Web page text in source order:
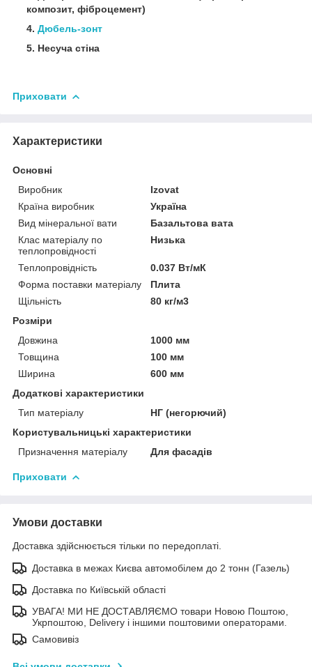
композит, фіброцемент)
4. Дюбель-зонт
5. Несуча стіна
Приховати
Характеристики
Основні
Виробник
Izovat
Країна виробник
Україна
Вид мінеральної вати
Базальтова вата
Клас матеріалу по
теплопровідності
Низька
Теплопровідність
0.037 Вт/мК
Форма поставки матеріалу
Плита
Щільність
80 кг/м3
Розміри
Довжина
1000 мм
Товщина
100 мм
Ширина
600 мм
Додаткові характеристики
Тип матеріалу
НГ (негорючий)
Користувальницькі характеристики
Призначення матеріалу
Для фасадів
Приховати
Умови доставки
Доставка здійснюється тільки по передоплаті.
Доставка в межах Києва автомобілем до 2 тонн (Газель)
Доставка по Київській області
УВАГА! МИ НЕ ДОСТАВЛЯЄМО товари Новою Поштою,
Укрпоштою, Delivery і іншими поштовими операторами.
Самовивіз